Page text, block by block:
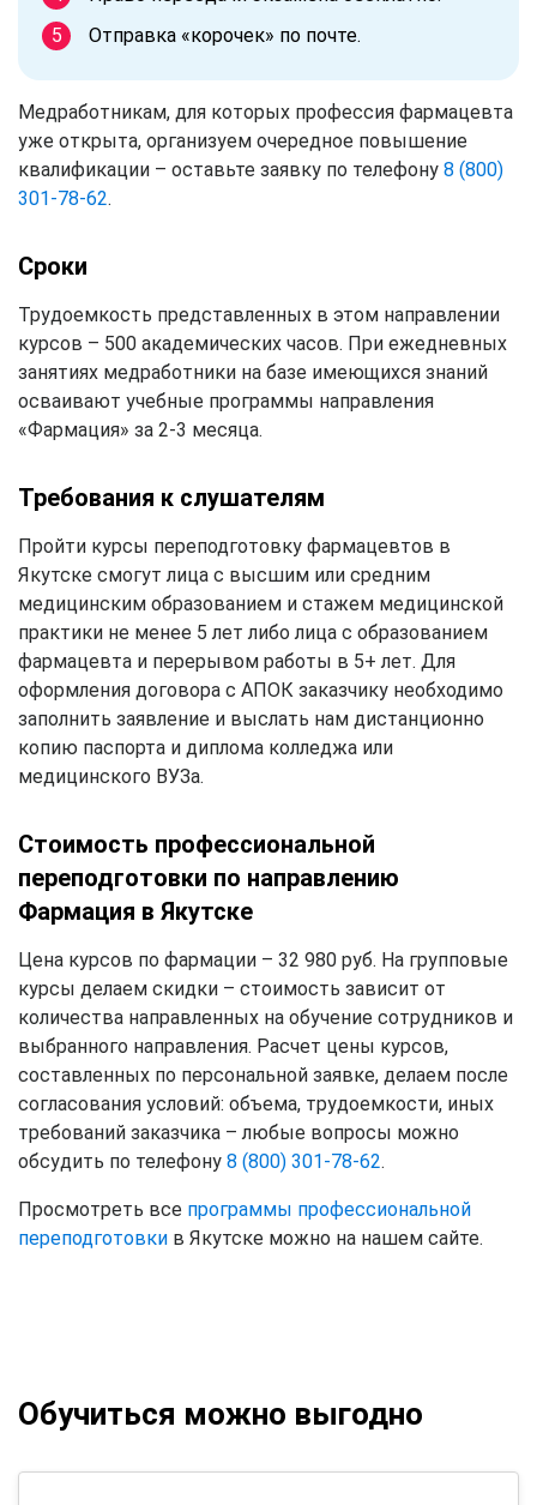
Отправка «корочек» по почте.
Медработникам, для которых профессия фармацевта
уже открыта, организуем очередное повышение
квалификации – оставьте заявку по телефону 8 (800)
301-78-62.
Сроки
Трудоемкость представленных в этом направлении
курсов – 500 академических часов. При ежедневных
занятиях медработники на базе имеющихся знаний
осваивают учебные программы направления
«Фармация» за 2-3 месяца.
Требования к слушателям
Пройти курсы переподготовку фармацевтов в
Якутске смогут лица с высшим или средним
медицинским образованием и стажем медицинской
практики не менее 5 лет либо лица с образованием
фармацевта и перерывом работы в 5+ лет. Для
оформления договора с АПОК заказчику необходимо
заполнить заявление и выслать нам дистанционно
копию паспорта и диплома колледжа или
медицинского ВУЗа.
Стоимость профессиональной
переподготовки по направлению
Фармация в Якутске
Цена курсов по фармации – 32 980 руб. На групповые
курсы делаем скидки – стоимость зависит от
количества направленных на обучение сотрудников и
выбранного направления. Расчет цены курсов,
составленных по персональной заявке, делаем после
согласования условий: объема, трудоемкости, иных
требований заказчика – любые вопросы можно
обсудить по телефону 8 (800) 301-78-62.
Просмотреть все программы профессиональной
переподготовки в Якутске можно на нашем сайте.
Обучиться можно выгодно